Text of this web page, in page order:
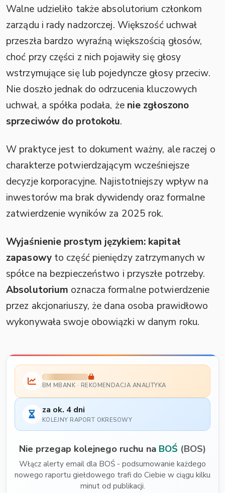
Walne udzieliło także absolutorium członkom
zarządu i rady nadzorczej. Większość uchwał
przeszła bardzo wyraźną większością głosów,
choć przy części z nich pojawiły się głosy
wstrzymujące się lub pojedyncze głosy przeciw.
Nie doszło jednak do odrzucenia kluczowych
uchwał, a spółka podała, że nie zgłoszono
sprzeciwów do protokołu.
W praktyce jest to dokument ważny, ale raczej o
charakterze potwierdzającym wcześniejsze
decyzje korporacyjne. Najistotniejszy wpływ na
inwestorów ma brak dywidendy oraz formalne
zatwierdzenie wyników za 2025 rok.
Wyjaśnienie prostym językiem: kapitał
zapasowyto część pieniędzy zatrzymanych w
spółce na bezpieczeństwo i przyszłe potrzeby.
Absolutorium oznacza formalne potwierdzenie
przez akcjonariuszy, że dana osoba prawidłowo
wykonywała swoje obowiązki w danym roku.
BM MBANK · REKOMENDACJA ANALITYKA
za ok. 4 dni
KOLEJNY RAPORT OKRESOWY
Nie przegap kolejnego ruchu na BOŚ (BOS)
Włącz alerty email dla BOŚ - podsumowanie każdego
nowego raportu giełdowego trafi do Ciebie w ciągu kilku
minut od publikacji.